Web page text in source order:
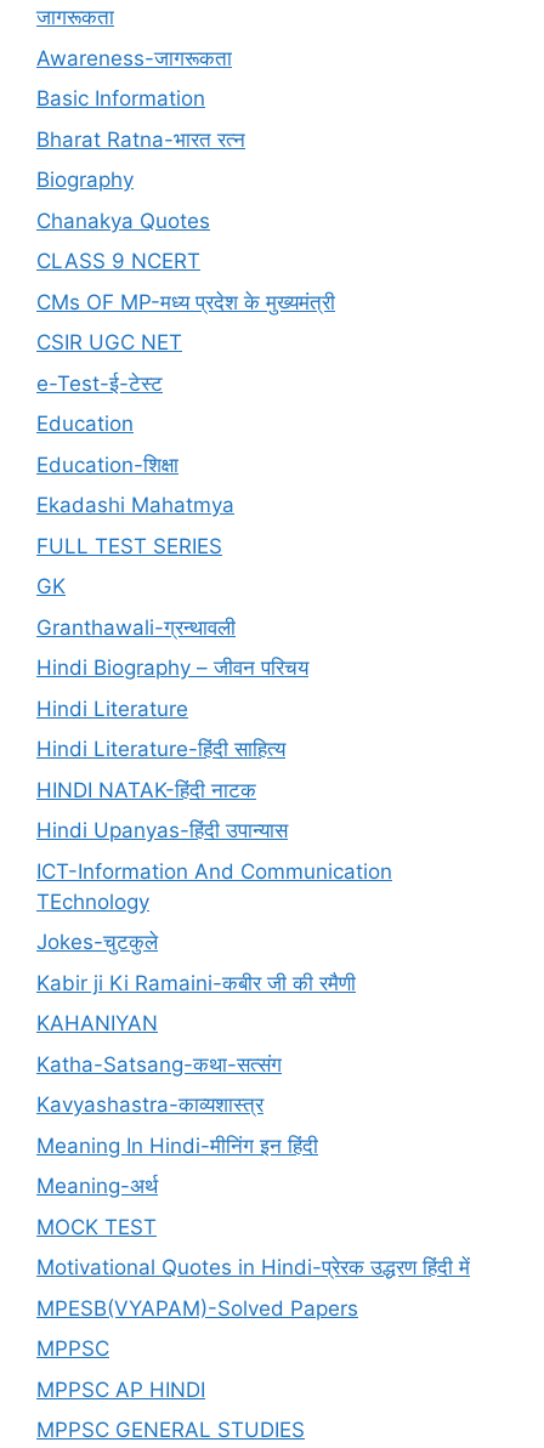
जागरूकता
Awareness-जागरूकता
Basic Information
Bharat Ratna-भारत रत्न
Biography
Chanakya Quotes
CLASS 9 NCERT
CMs OF MP-मध्य प्रदेश के मुख्यमंत्री
CSIR UGC NET
e-Test-ई-टेस्ट
Education
Education-शिक्षा
Ekadashi Mahatmya
FULL TEST SERIES
GK
Granthawali-ग्रन्थावली
Hindi Biography – जीवन परिचय
Hindi Literature
Hindi Literature-हिंदी साहित्य
HINDI NATAK-हिंदी नाटक
Hindi Upanyas-हिंदी उपान्यास
ICT-Information And Communication
TEchnology
Jokes-चुटकुले
Kabir ji Ki Ramaini-कबीर जी की रमैणी
KAHANIYAN
Katha-Satsang-कथा-सत्संग
Kavyashastra-काव्यशास्त्र
Meaning In Hindi-मीनिंग इन हिंदी
Meaning-अर्थ
MOCK TEST
Motivational Quotes in Hindi-प्रेरक उद्धरण हिंदी में
MPESB(VYAPAM)-Solved Papers
MPPSC
MPPSC AP HINDI
MPPSC GENERAL STUDIES